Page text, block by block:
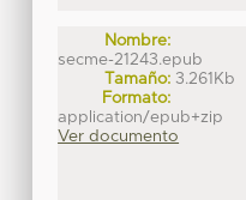
Nombre:
secme-21243.epub
Tamaño: 3.261Kb
Formato:
application/epub+zip
Ver documento